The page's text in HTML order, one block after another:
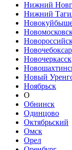
Нижний
Нижний
Новочеркасск
Новый
Ноябрьск
О
Обнинск
Одинцово
Октябрьский
Омск
Орел